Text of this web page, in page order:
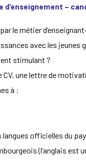
d’enseignement –
le métier
avec les jeunes
stimulant ?
une lettre de
à :
langues officielles du
(l’anglais est